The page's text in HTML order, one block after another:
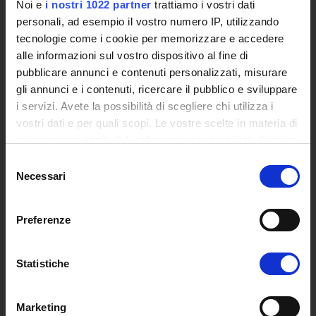
Noi e i nostri 1022 partner trattiamo i vostri dati
personali, ad esempio il vostro numero IP, utilizzando
tecnologie come i cookie per memorizzare e accedere
alle informazioni sul vostro dispositivo al fine di
pubblicare annunci e contenuti personalizzati, misurare
gli annunci e i contenuti, ricercare il pubblico e sviluppare
i servizi. Avete la possibilità di scegliere chi utilizza i
vostri dati e per quali scopi. Le vostre scelte in materia di
modificare o revocare il proprio consenso in qualsiasi
momento dalla Dichiarazione sui cookie o facendo clic
raccogliere informazioni sulla tua posizione
geografica, con un'approssimazione di qualche
Identificare il tuo dispositivo, scansionandolo
delNecessari
Preferenze
Statistiche
Marketing
Posta Elettronica Certificata - PEC
Bacheca del Rettore
DIDATTICA
Corsi di Laurea
Corsi di Perfezionamento
Dottorato di Ricerca
Certificazioni e Alta Formazione Professionale
Guida alla visualizzazione delle Schede Corso